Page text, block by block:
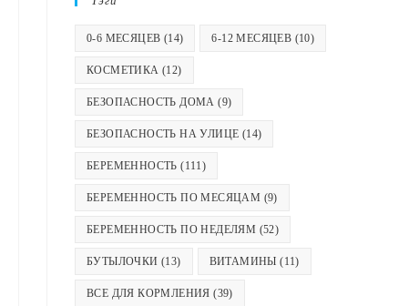
0-6 МЕСЯЦЕВ (14) 6-12 МЕСЯЦЕВ (10)
КОСМЕТИКА (12)
БЕЗОПАСНОСТЬ ДОМА (9)
БЕЗОПАСНОСТЬ НА УЛИЦЕ (14)
БЕРЕМЕННОСТЬ (111)
БЕРЕМЕННОСТЬ ПО МЕСЯЦАМ (9)
БЕРЕМЕННОСТЬ ПО НЕДЕЛЯМ (52)
БУТЫЛОЧКИ (13) ВИТАМИНЫ (11)
ВСЕ ДЛЯ КОРМЛЕНИЯ (39)